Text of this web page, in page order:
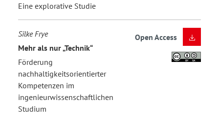
Eine explorative Studie
Silke Frye
Mehr als nur „Technik“
Förderung
nachhaltigkeitsorientierter
Kompetenzen im
ingenieurwissenschaftlichen
Studium
Open Access